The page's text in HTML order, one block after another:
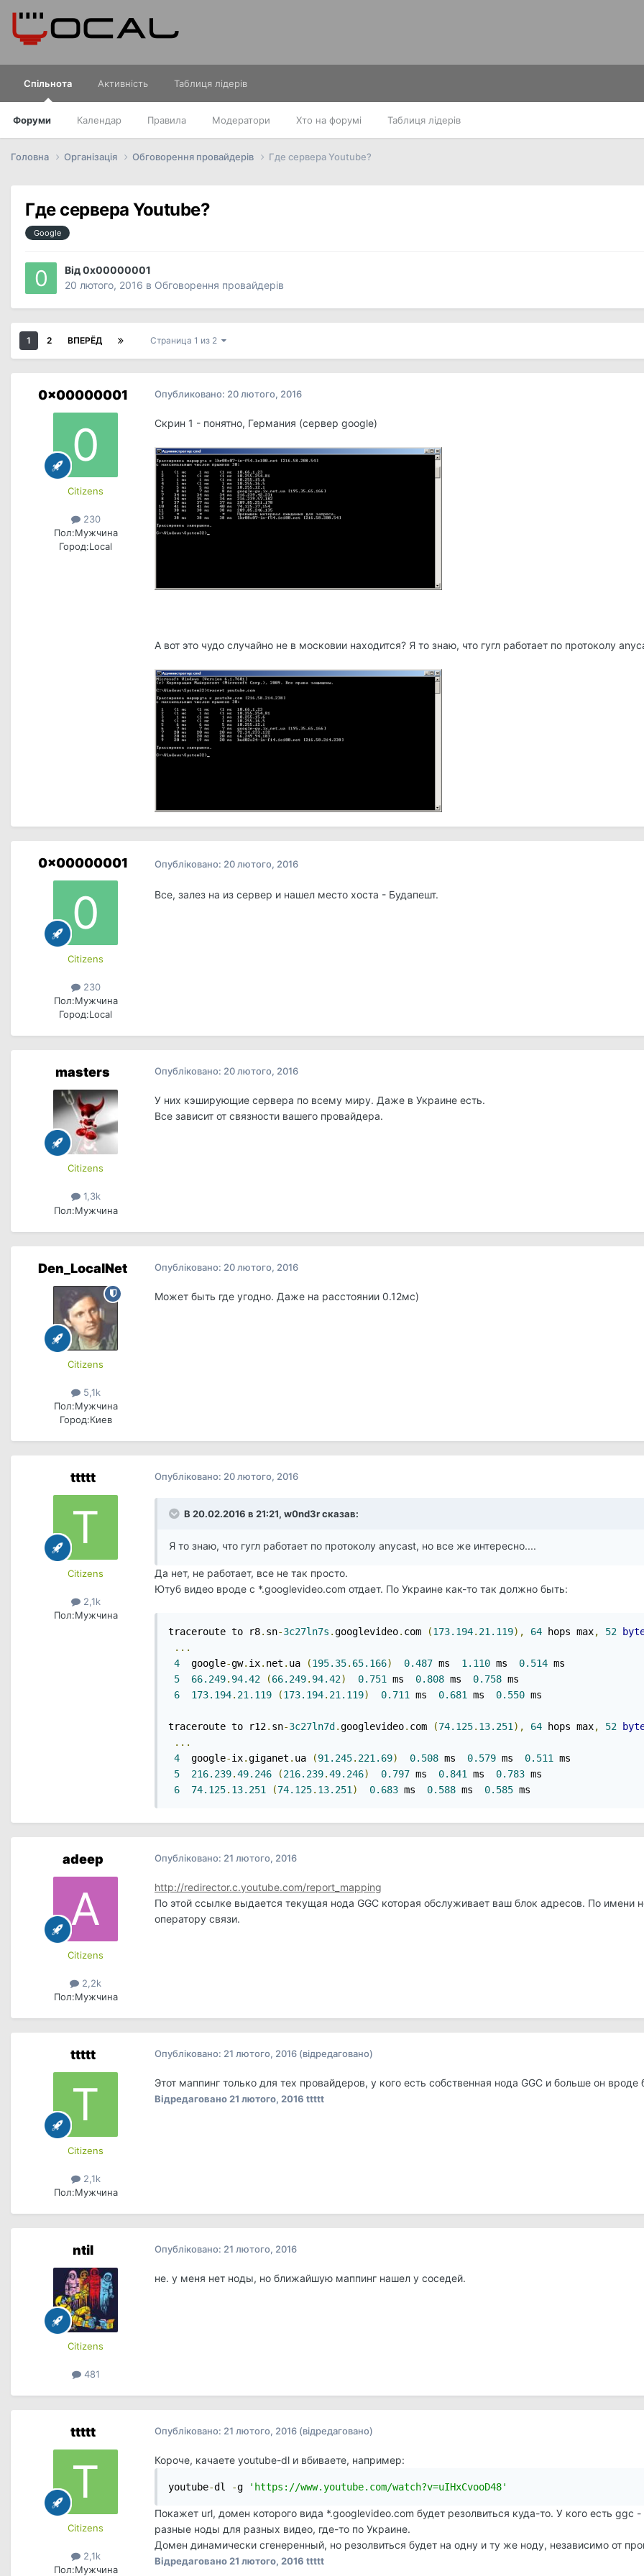
Спільнота
Форуми Календар Правила Модератори Хто на форумі Таблиця лідерів
Активність Таблиця лідерів
Головна Організація Обговорення провайдерів Где сервера Youtube?
Где сервера Youtube?
Google
Від0x00000001
20 лютого, 2016 в Обговорення провайдерів
1 2 ВПЕРЁД Страница 1 из 2
0x00000001
Сitizens
230
Пол:Мужчина
Город:Local
Опубликовано: 20 лютого, 2016
Скрин 1 - понятно, Германия (сервер google)
А вот это чудо случайно не в московии находится? Я то знаю, что гугл работает по протоколу
0x00000001
Сitizens
230
Пол:Мужчина
Город:Local
Опубліковано: 20 лютого, 2016
Все, залез на из сервер и нашел место хоста - Будапешт.
masters
Сitizens
1,3k
Пол:Мужчина
Опубліковано: 20 лютого, 2016
У них кэширующие сервера по всему миру. Даже в Украине есть.
Все зависит от связности вашего провайдера.
Den_LocalNet
Сitizens
5,1k
Пол:Мужчина
Город:Киев
Опубліковано: 20 лютого, 2016
Может быть где угодно. Даже на расстоянии 0.12мс)
ttttt
Сitizens
2,1k
Пол:Мужчина
Опубліковано: 20 лютого, 2016
В 20.02.2016 в 21:21, w0nd3r сказав:
Я то знаю, что гугл работает по протоколу anycast, но все же интересно....
Да нет, не работает, все не так просто.
Ютуб видео вроде с *.googlevideo.com отдает. По Украине как-то так должно быть:
traceroute to r8. sn-3c27ln7s .googlevideo. com (173.194. 21.119), 64 hops max, 52
...
4
  google
-gw. ix. net . ua (195.35. 65.166) 0.487 ms 1.110 ms 0.514 ms
5
66.249. 94.42 (66.249. 94.42) 0.751 ms 0.808 ms 0.758 ms
6
173.194. 21.119 (173.194. 21.119) 0.711 ms 0.681 ms 0.550 ms
traceroute to r12. sn-3c27ln7d .googlevideo. com (74.125. 13.251 ), 64 hops max, 52
...
4
  google
-ix.giganet . ua (91.245. 221.69) 0.508 ms 0.579 ms 0.511
ms
5
216.239.49.246 (216.239.49.246) 0.797 ms 0.841 ms 0.783 ms
6
74.125. 13.251 (74.125. 13.251 ) 0.683 ms 0.588 ms 0.585 ms
adeep
Сitizens
2,2k
Пол:Мужчина
Опубліковано: 21 лютого, 2016
http://redirector.c.youtube.com/report_mapping
По этой ссылке выдается текущая нода GGC которая обслуживает ваш блок адресов. По
оператору связи.
ttttt
Сitizens
2,1k
Пол:Мужчина
Опубліковано: 21 лютого, 2016 (відредаговано)
Этот маппинг только для тех провайдеров, у кого есть собственная нода GGC и больше он вроде
Відредаговано 21 лютого, 2016 ttttt
ntil
Сitizens
481
Опубліковано: 21 лютого, 2016
не. у меня нет ноды, но ближайшую маппинг нашел у соседей.
ttttt
Сitizens
2,1k
Пол:Мужчина
Опубліковано: 21 лютого, 2016 (відредаговано)
Короче, качаете youtube-dl и вбиваете, например:
youtube-dl -g 'https://www.youtube.com/watch?v=uIHxCvooD48'
Покажет url, домен которого вида *.googlevideo.com будет резолвиться куда-то. У кого есть
разные ноды для разных видео, где-то по Украине.
Домен динамически сгенеренный, но резолвиться будет на одну и ту же ноду, независимо от
Відредаговано21 лютого, 2016 ttttt